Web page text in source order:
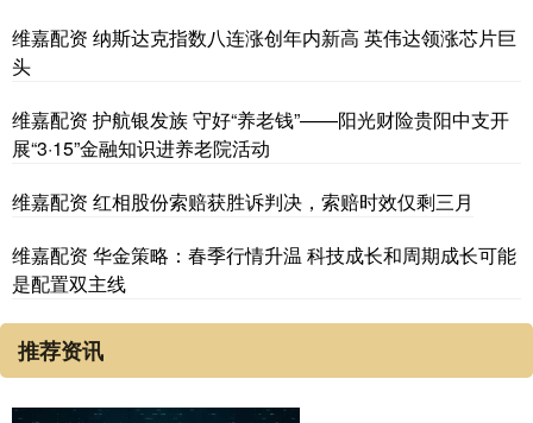
维嘉配资 纳斯达克指数八连涨创年内新高 英伟达领涨芯片巨
头
维嘉配资 护航银发族 守好“养老钱”——阳光财险贵阳中支开
展“3·15”金融知识进养老院活动
维嘉配资 红相股份索赔获胜诉判决，索赔时效仅剩三月
维嘉配资 华金策略：春季行情升温 科技成长和周期成长可能
是配置双主线
推荐资讯